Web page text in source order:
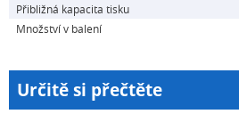
Přibližná kapacita tisku
Množství v balení
Určitě si přečtěte